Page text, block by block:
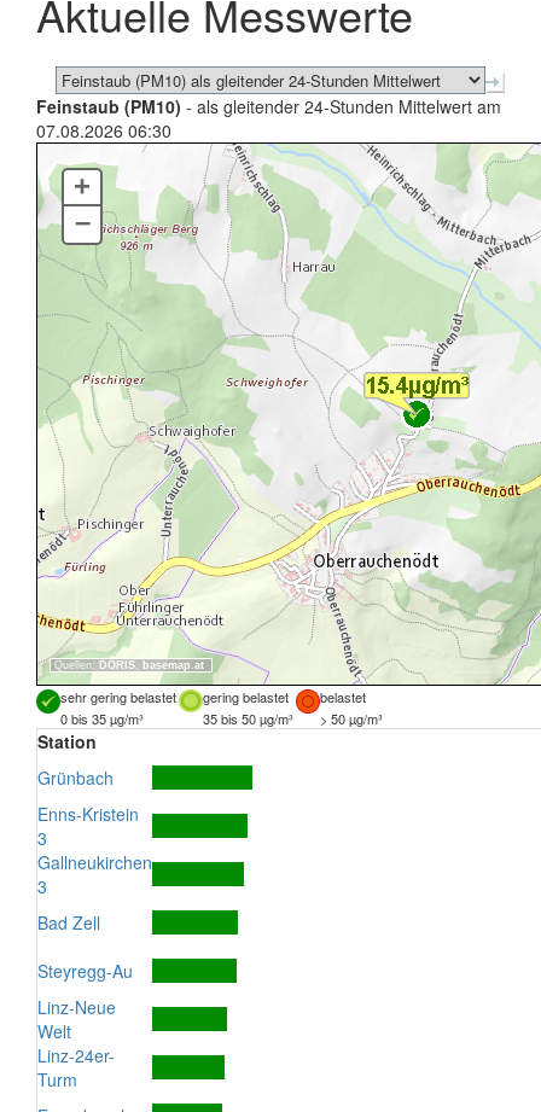
Aktuelle Messwerte
Feinstaub (PM10) - als gleitender 24-Stunden Mittelwert am
07.08.2026 06:30
Quellen: DORIS, basemap.at
+
–
sehr gering belastet gering belastet
belastet
0 bis 35 µg/m³
35 bis 50 µg/m³ > 50 µg/m³
Station
Grünbach
Enns-Kristein
3
Gallneukirchen
3
Bad Zell
Steyregg-Au
Linz-Neue
Welt
Linz-24er-
Turm